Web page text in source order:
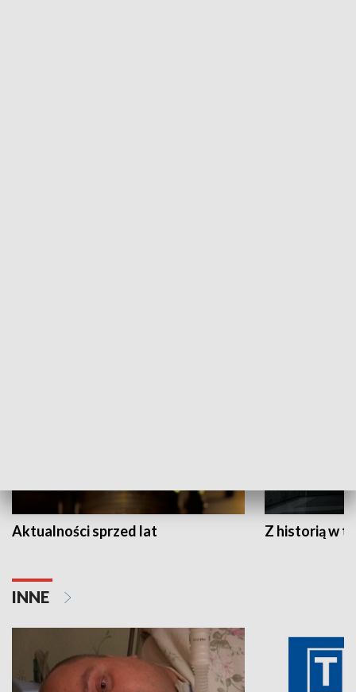
Aktualności sprzed lat Z historią w
INNE